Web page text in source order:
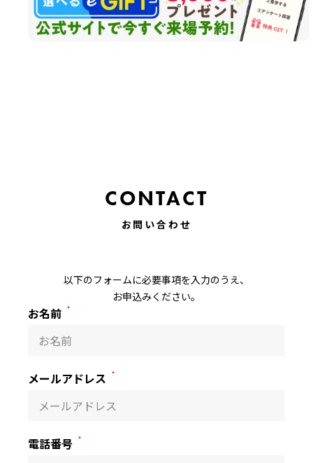
CONTACT
お問い合わせ
以下のフォームに必要事項を入力のうえ、
お申込みください。
お名前 *
メールアドレス *
電話番号 *